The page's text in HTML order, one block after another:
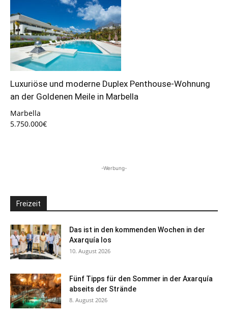
Luxuriöse und moderne Duplex Penthouse-Wohnung
an der Goldenen Meile in Marbella
Marbella
5.750.000€
-Werbung-
Freizeit
Das ist in den kommenden Wochen in der
Axarquía los
10. August 2026
Fünf Tipps für den Sommer in der Axarquía
abseits der Strände
8. August 2026